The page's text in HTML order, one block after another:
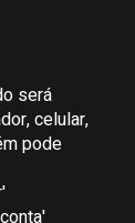
será
celular,
pode